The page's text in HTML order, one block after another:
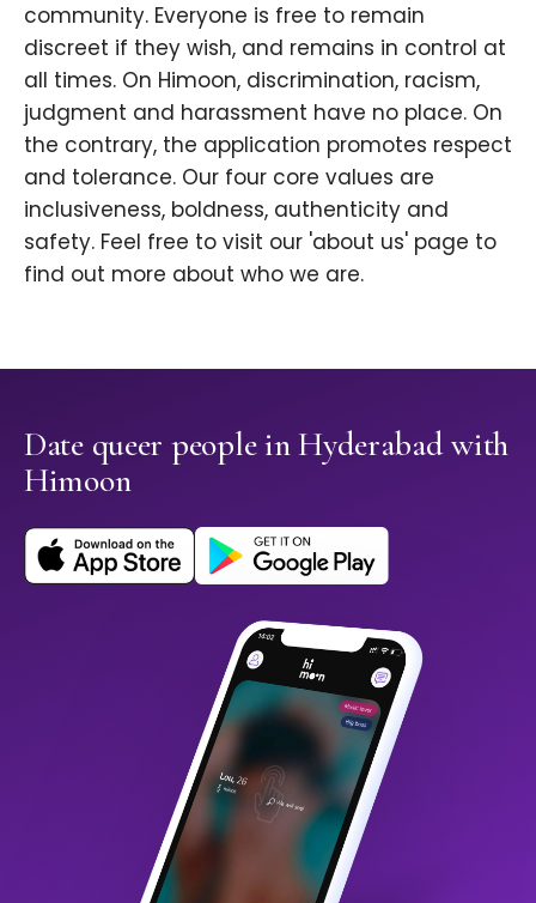
community. Everyone is free to remain
discreet if they wish, and remains in control at
all times. On Himoon, discrimination, racism,
judgment and harassment have no place. On
the contrary, the application promotes respect
and tolerance. Our four core values are
inclusiveness, boldness, authenticity and
safety. Feel free to visit our 'about us' page to
find out more about who we are.
Date queer people in Hyderabad with
Himoon